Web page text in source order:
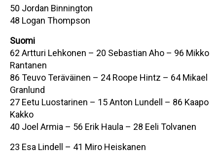
50 Jordan Binnington
48 Logan Thompson
Suomi
62 Artturi Lehkonen – 20 Sebastian Aho – 96 Mikko
Rantanen
86 Teuvo Teräväinen – 24 Roope Hintz – 64 Mikael
Granlund
27 Eetu Luostarinen – 15 Anton Lundell – 86 Kaapo
Kakko
40 Joel Armia – 56 Erik Haula – 28 Eeli Tolvanen
23 Esa Lindell – 41 Miro Heiskanen